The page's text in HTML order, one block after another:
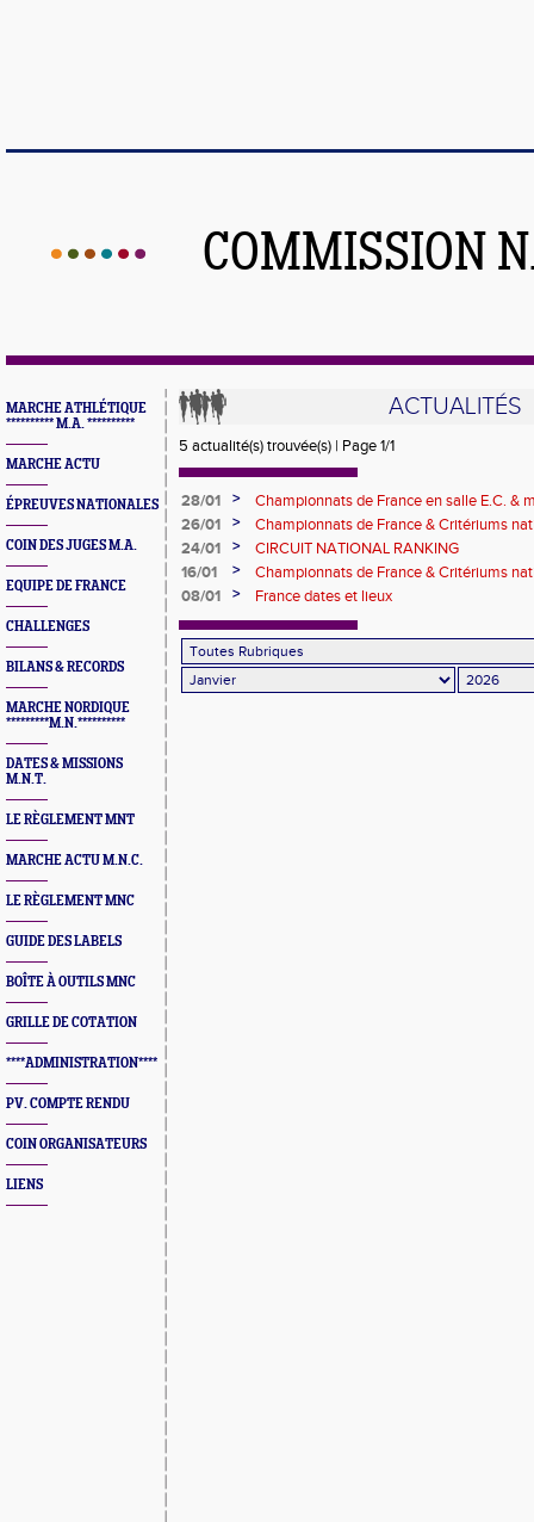
COMMISSION
MARCHE ATHLÉTIQUE
********** M.A. **********
MARCHE ACTU
ÉPREUVES NATIONALES
COIN DES JUGES M.A.
EQUIPE DE FRANCE
CHALLENGES
BILANS & RECORDS
MARCHE NORDIQUE
*********M.N.**********
DATES & MISSIONS
M.N.T.
LE RÈGLEMENT MNT
MARCHE ACTU M.N.C.
LE RÈGLEMENT MNC
GUIDE DES LABELS
BOÎTE À OUTILS MNC
GRILLE DE COTATION
****ADMINISTRATION****
PV. COMPTE RENDU
COIN ORGANISATEURS
LIENS
ACTUALITÉS
5 actualité(s) trouvée(s) | Page 1/1
28/01 >
Championnats de France en salle E.C. &
26/01
>
Championnats de France & Critériums
24/01
>
CIRCUIT NATIONAL RANKING
16/01
>
Championnats de France & Critériums
2026
08/01 > France dates et lieux